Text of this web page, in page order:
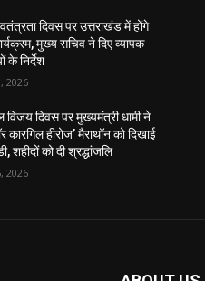
दिवस पर उत्तराखंड में होंगे
मुख्य सचिव ने दिए व्यापक
के निर्देश
2026
विजय दिवस पर मुख्यमंत्री धामी ने
कारगिल हीरोज’ मैराथॉन को दिखाई
शहीदों को दी श्रद्धांजलि
2026